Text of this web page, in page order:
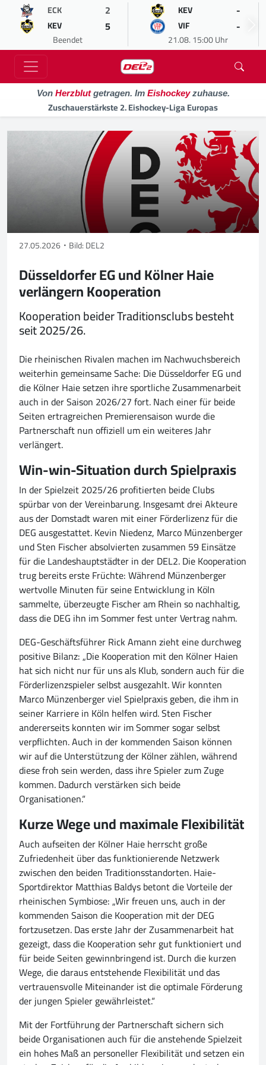
ECK 2
KEV 5
Beendet
KEV -
VIF -
21.08. 15:00 Uhr
Von Herzblutgetragen. Im Eishockeyzuhause.
Zuschauerstärkste 2. Eishockey-Liga Europas
27.05.2026 Bild: DEL2
Düsseldorfer EG und Kölner Haie
verlängern Kooperation
Kooperation beider Traditionsclubs besteht
seit 2025/26.
Die rheinischen Rivalen machen im Nachwuchsbereich
weiterhin gemeinsame Sache: Die Düsseldorfer EG und
die Kölner Haie setzen ihre sportliche Zusammenarbeit
auch in der Saison 2026/27 fort. Nach einer für beide
Seiten ertragreichen Premierensaison wurde die
Partnerschaft nun offiziell um ein weiteres Jahr
verlängert.
Win-win-Situation durch Spielpraxis
In der Spielzeit 2025/26 profitierten beide Clubs
spürbar von der Vereinbarung. Insgesamt drei Akteure
aus der Domstadt waren mit einer Förderlizenz für die
DEG ausgestattet. Kevin Niedenz, Marco Münzenberger
und Sten Fischer absolvierten zusammen 59 Einsätze
für die Landeshauptstädter in der DEL2. Die Kooperation
trug bereits erste Früchte: Während Münzenberger
wertvolle Minuten für seine Entwicklung in Köln
sammelte, überzeugte Fischer am Rhein so nachhaltig,
dass die DEG ihn im Sommer fest unter Vertrag nahm.
DEG-Geschäftsführer Rick Amann zieht eine durchweg
positive Bilanz: „Die Kooperation mit den Kölner Haien
hat sich nicht nur für uns als Klub, sondern auch für die
Förderlizenzspieler selbst ausgezahlt. Wir konnten
Marco Münzenberger viel Spielpraxis geben, die ihm in
seiner Karriere in Köln helfen wird. Sten Fischer
andererseits konnten wir im Sommer sogar selbst
verpflichten. Auch in der kommenden Saison können
wir auf die Unterstützung der Kölner zählen, während
diese froh sein werden, dass ihre Spieler zum Zuge
kommen. Dadurch verstärken sich beide
Organisationen.“
Kurze Wege und maximale Flexibilität
Auch aufseiten der Kölner Haie herrscht große
Zufriedenheit über das funktionierende Netzwerk
zwischen den beiden Traditionsstandorten. Haie-
Sportdirektor Matthias Baldys betont die Vorteile der
rheinischen Symbiose: „Wir freuen uns, auch in der
kommenden Saison die Kooperation mit der DEG
fortzusetzen. Das erste Jahr der Zusammenarbeit hat
gezeigt, dass die Kooperation sehr gut funktioniert und
für beide Seiten gewinnbringend ist. Durch die kurzen
Wege, die daraus entstehende Flexibilität und das
vertrauensvolle Miteinander ist die optimale Förderung
der jungen Spieler gewährleistet.“
Mit der Fortführung der Partnerschaft sichern sich
beide Organisationen auch für die anstehende Spielzeit
ein hohes Maß an personeller Flexibilität und setzen ein